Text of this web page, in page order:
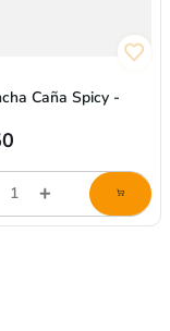
Caña Spicy -
product-